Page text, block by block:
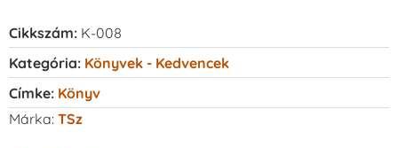
Cikkszám: K-008
Kategória: Könyvek - Kedvencek
Címke: Könyv
Márka: TSz